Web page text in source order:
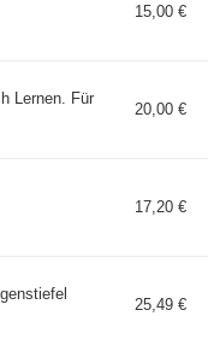
15,00 €
Lernen. Für
20,00 €
17,20 €
25,49 €